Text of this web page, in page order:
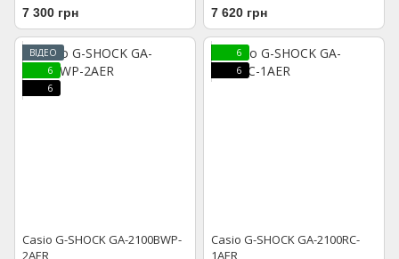
7 300 грн 7 620 грн
ВІДЕО
6
6
Casio G-SHOCK GA-2100BWP-
2AER
6
6
Casio G-SHOCK GA-2100RC-
1AER